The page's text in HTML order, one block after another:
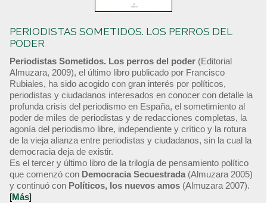
PERIODISTAS SOMETIDOS. LOS PERROS DEL
PODER
Periodistas Sometidos. Los perros del poder (Editorial
Almuzara, 2009), el último libro publicado por Francisco
Rubiales, ha sido acogido con gran interés por políticos,
periodistas y ciudadanos interesados en conocer con detalle la
profunda crisis del periodismo en España, el sometimiento al
poder de miles de periodistas y de redacciones completas, la
agonía del periodismo libre, independiente y crítico y la rotura
de la vieja alianza entre periodistas y ciudadanos, sin la cual la
democracia deja de existir.
Es el tercer y último libro de la trilogía de pensamiento político
que comenzó con Democracia Secuestrada (Almuzara 2005)
y continuó con Políticos, los nuevos amos (Almuzara 2007).
[Más]